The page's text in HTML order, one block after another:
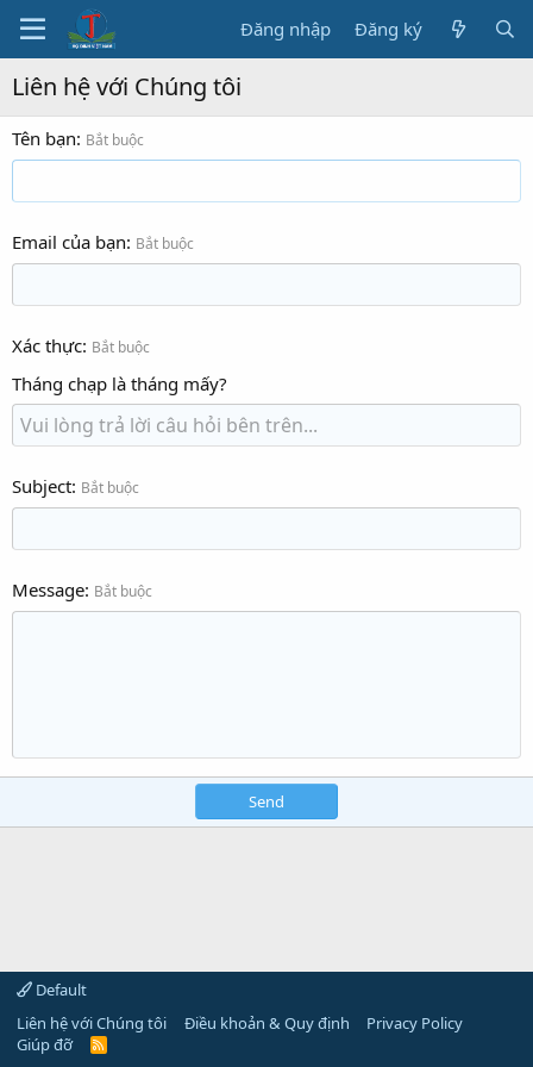
Đăng nhập Đăng ký
Liên hệ với Chúng tôi
Tên bạn Bắt buộc
Email của bạn Bắt buộc
Xác thực Bắt buộc
Tháng chạp là tháng mấy?
Subject Bắt buộc
Message Bắt buộc
Send
Default
Liên hệ với Chúng tôi
Điều khoản & Quy định
Privacy Policy
Giúp đỡ
R